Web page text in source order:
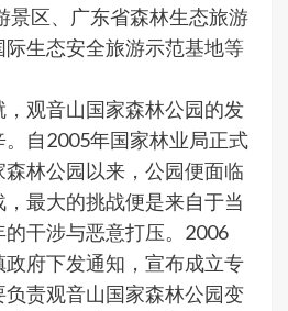
景区、广东省森林生态旅游
生态安全旅游示范基地等
观音山国家森林公园的发
自2005年国家林业局正式
林公园以来，公园便面临
最大的挑战便是来自于当
干涉与恶意打压。2006
府下发通知，宣布成立专
责观音山国家森林公园变